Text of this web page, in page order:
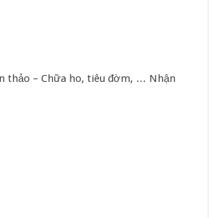
thảo – Chữa ho, tiêu đờm, … Nhận